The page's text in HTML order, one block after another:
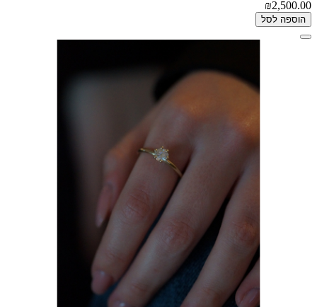
₪2,500.00
הוספה לסל